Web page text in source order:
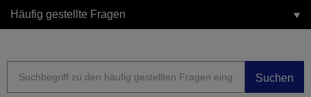
Häufig gestellte Fragen
Suchen